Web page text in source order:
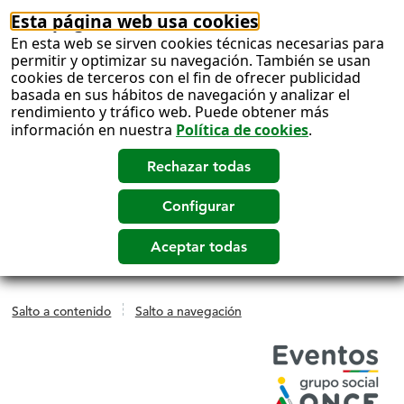
Esta página web usa cookies
En esta web se sirven cookies técnicas necesarias para
permitir y optimizar su navegación. También se usan
cookies de terceros con el fin de ofrecer publicidad
basada en sus hábitos de navegación y analizar el
rendimiento y tráfico web. Puede obtener más
información en nuestra Política de cookies.
Salto a contenido Salto a navegación